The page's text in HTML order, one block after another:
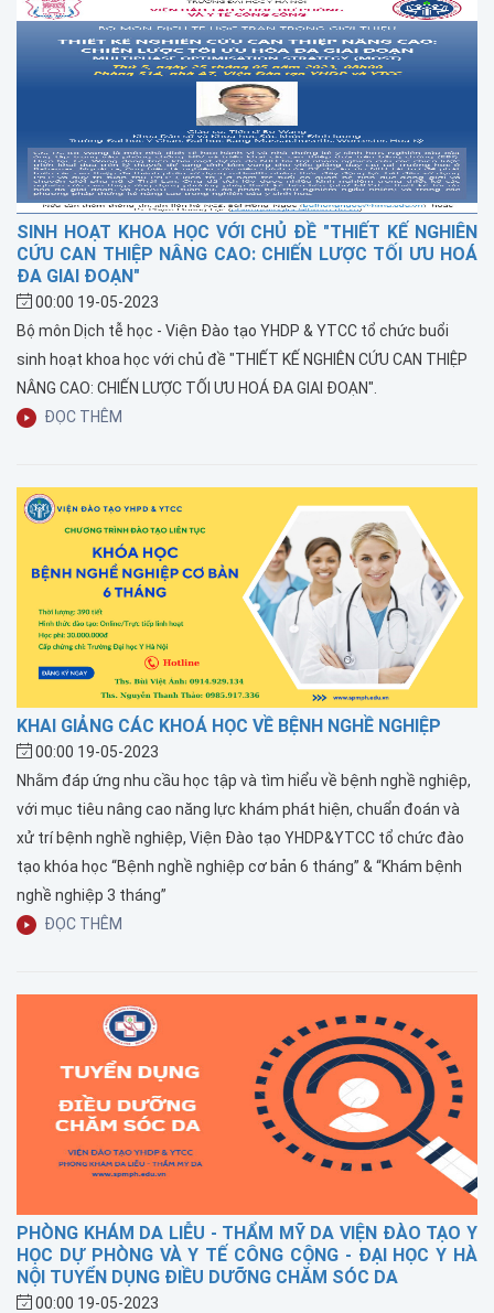
SINH HOẠT KHOA HỌC VỚI CHỦ ĐỀ "THIẾT KẾ NGHIÊN
CỨU CAN THIỆP NÂNG CAO: CHIẾN LƯỢC TỐI ƯU HOÁ
ĐA GIAI ĐOẠN"
00:00 19-05-2023
Bộ môn Dịch tễ học - Viện Đào tạo YHDP & YTCC tổ chức buổi
sinh hoạt khoa học với chủ đề "THIẾT KẾ NGHIÊN CỨU CAN THIỆP
NÂNG CAO: CHIẾN LƯỢC TỐI ƯU HOÁ ĐA GIAI ĐOẠN".
ĐỌC THÊM
KHAI GIẢNG CÁC KHOÁ HỌC VỀ BỆNH NGHỀ NGHIỆP
00:00 19-05-2023
Nhằm đáp ứng nhu cầu học tập và tìm hiểu về bệnh nghề nghiệp,
với mục tiêu nâng cao năng lực khám phát hiện, chuẩn đoán và
xử trí bệnh nghề nghiệp, Viện Đào tạo YHDP&YTCC tổ chức đào
tạo khóa học “Bệnh nghề nghiệp cơ bản 6 tháng” & “Khám bệnh
nghề nghiệp 3 tháng”
ĐỌC THÊM
PHÒNG KHÁM DA LIỄU - THẨM MỸ DA VIỆN ĐÀO TẠO Y
HỌC DỰ PHÒNG VÀ Y TẾ CÔNG CỘNG - ĐẠI HỌC Y HÀ
NỘI TUYỂN DỤNG ĐIỀU DƯỠNG CHĂM SÓC DA
00:00 19-05-2023